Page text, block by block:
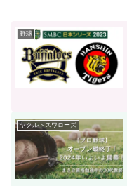
野球
ヤクルトスワローズ